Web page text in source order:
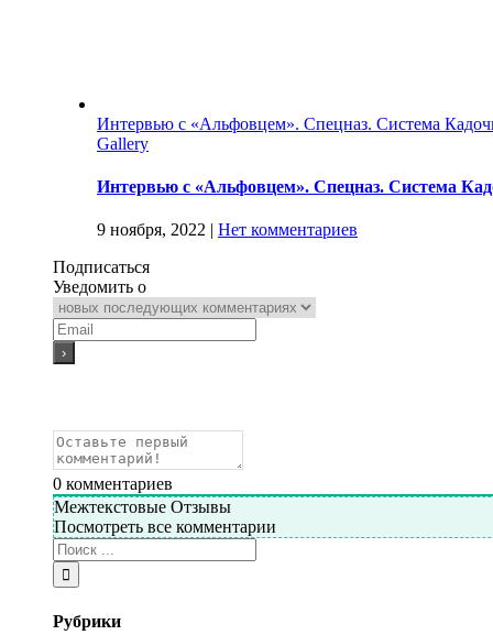
Интервью с «Альфовцем». Спецназ. Система
Gallery
Интервью с «Альфовцем». Спецназ. Система
9 ноября, 2022 | Нет комментариев
Подписаться
Уведомить о
0 комментариев
Межтекстовые Отзывы
Посмотреть все комментарии
Рубрики